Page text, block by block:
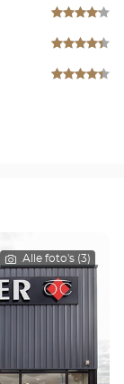
Alle foto's (3)